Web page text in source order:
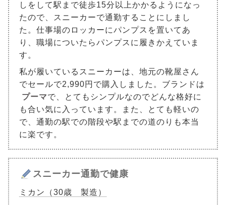
しをして駅まで徒歩15分以上かかるようになっ
たので、スニーカーで通勤することにしまし
た。仕事場のロッカーにパンプスを置いてあ
り、職場についたらパンプスに履きかえていま
す。
私が履いているスニーカーは、地元の靴屋さん
でセールで2,990円で購入しました。ブランドは
プーマで、とてもシンプルなのでどんな格好に
も合い気に入っています。また、とても軽いの
で、通勤の駅での階段や駅までの道のりも本当
に楽です。
スニーカー通勤で健康
ミカン（30歳 製造）